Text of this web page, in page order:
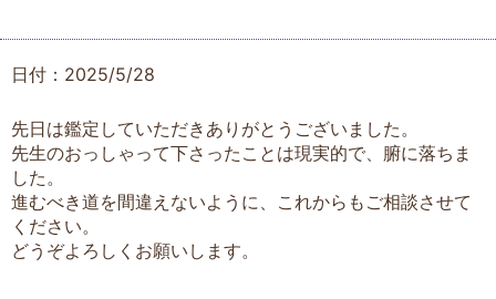
日付：2025/5/28
先日は鑑定していただきありがとうございました。
先生のおっしゃって下さったことは現実的で、腑に落ちま
した。
進むべき道を間違えないように、これからもご相談させて
ください。
どうぞよろしくお願いします。